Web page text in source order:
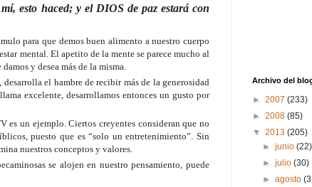
esto haced; y el DIOS de paz estará con
para que demos buen alimento a nuestro cuerpo
mental. El apetito de la mente se parece mucho al
y desea más de la misma.
el hambre de recibir más de la generosidad
excelente, desarrollamos entonces un gusto por
un ejemplo. Ciertos creyentes consideran que no
puesto que es “solo un entretenimiento”. Sin
nuestros conceptos y valores.
se alojen en nuestro pensamiento, puede
Archivo del
► 2007 (233)
► 2008 (85)
▼ 2013 (205)
►junio(22)
►julio(30)
►agosto